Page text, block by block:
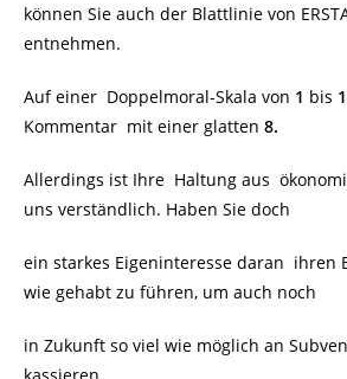
können Sie auch der Blattlinie von
entnehmen.
Auf einer Doppelmoral-Skala von 1 bis
Kommentar mit einer glatten 8.
Allerdings ist Ihre Haltung aus
uns verständlich. Haben Sie doch
ein starkes Eigeninteresse daran ihren
wie gehabt zu führen, um auch noch
in Zukunft so viel wie möglich an